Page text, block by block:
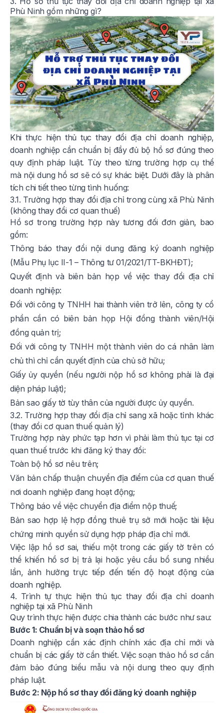
Phù Ninh gồm những gì?
Khi thực hiện thủ tục thay đổi địa chỉ doanh nghiệp,
doanh nghiệp cần chuẩn bị đầy đủ bộ hồ sơ đúng theo
quy định pháp luật. Tùy theo từng trường hợp cụ thể
mà nội dung hồ sơ sẽ có sự khác biệt. Dưới đây là phân
tích chi tiết theo từng tình huống:
3.1. Trường hợp thay đổi địa chỉ trong cùng xã Phù Ninh
(không thay đổi cơ quan thuế)
Hồ sơ trong trường hợp này tương đối đơn giản, bao
gồm:
Thông báo thay đổi nội dung đăng ký doanh nghiệp
(Mẫu Phụ lục II-1 – Thông tư 01/2021/TT-BKHĐT);
Quyết định và biên bản họp về việc thay đổi địa chỉ
doanh nghiệp:
Đối với công ty TNHH hai thành viên trở lên, công ty cổ
phần cần có biên bản họp Hội đồng thành viên/Hội
đồng quản trị;
Đối với công ty TNHH một thành viên do cá nhân làm
chủ thì chỉ cần quyết định của chủ sở hữu;
Giấy ủy quyền (nếu người nộp hồ sơ không phải là đại
diện pháp luật);
Bản sao giấy tờ tùy thân của người được ủy quyền.
3.2. Trường hợp thay đổi địa chỉ sang xã hoặc tỉnh khác
(thay đổi cơ quan thuế quản lý)
Trường hợp này phức tạp hơn vì phải làm thủ tục tại cơ
quan thuế trước khi đăng ký thay đổi:
Toàn bộ hồ sơ nêu trên;
Văn bản chấp thuận chuyển địa điểm của cơ quan thuế
nơi doanh nghiệp đang hoạt động;
Thông báo về việc chuyển địa điểm nộp thuế;
Bản sao hợp lệ hợp đồng thuê trụ sở mới hoặc tài liệu
chứng minh quyền sử dụng hợp pháp địa chỉ mới.
Việc lập hồ sơ sai, thiếu một trong các giấy tờ trên có
thể khiến hồ sơ bị trả lại hoặc yêu cầu bổ sung nhiều
lần, ảnh hưởng trực tiếp đến tiến độ hoạt động của
doanh nghiệp.
4. Trình tự thực hiện thủ tục thay đổi địa chỉ doanh
nghiệp tại xã Phù Ninh
Quy trình thực hiện được chia thành các bước như sau:
Bước 1: Chuẩn bị và soạn thảo hồ sơ
Doanh nghiệp cần xác định chính xác địa chỉ mới và
chuẩn bị các giấy tờ cần thiết. Việc soạn thảo hồ sơ cần
đảm bảo đúng biểu mẫu và nội dung theo quy định
pháp luật.
Bước 2: Nộp hồ sơ thay đổi đăng ký doanh nghiệp